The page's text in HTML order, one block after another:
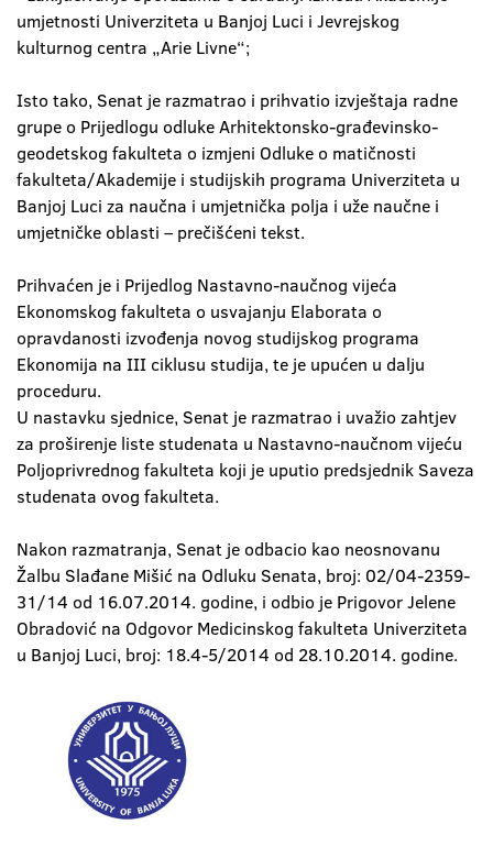
umjetnosti Univerziteta u Banjoj Luci i Jevrejskog
kulturnog centra „Arie Livne“;
Isto tako, Senat je razmatrao i prihvatio izvještaja radne
grupe o Prijedlogu odluke Arhitektonsko-građevinsko-
geodetskog fakulteta o izmjeni Odluke o matičnosti
fakulteta/Akademije i studijskih programa Univerziteta u
Banjoj Luci za naučna i umjetnička polja i uže naučne i
umjetničke oblasti – prečišćeni tekst.
Prihvaćen je i Prijedlog Nastavno-naučnog vijeća
Ekonomskog fakulteta o usvajanju Elaborata o
opravdanosti izvođenja novog studijskog programa
Ekonomija na III ciklusu studija, te je upućen u dalju
proceduru.
U nastavku sjednice, Senat je razmatrao i uvažio zahtjev
za proširenje liste studenata u Nastavno-naučnom vijeću
Poljoprivrednog fakulteta koji je uputio predsjednik Saveza
studenata ovog fakulteta.
Nakon razmatranja, Senat je odbacio kao neosnovanu
Žalbu Slađane Mišić na Odluku Senata, broj: 02/04-2359-
31/14 od 16.07.2014. godine, i odbio je Prigovor Jelene
Obradović na Odgovor Medicinskog fakulteta Univerziteta
u Banjoj Luci, broj: 18.4-5/2014 od 28.10.2014. godine.